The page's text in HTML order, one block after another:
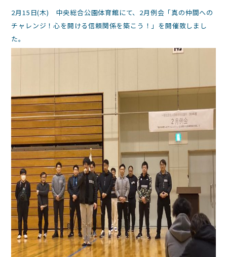
2月15日(木) 中央総合公園体育館にて、2月例会「真の仲間への
チャレンジ！心を開ける信頼関係を築こう！」を開催致しまし
た。